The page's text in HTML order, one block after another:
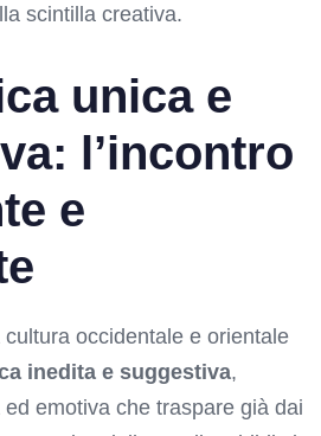
scintilla creativa.
unica e
l’incontro
e
occidentale e orientale
inedita e suggestiva,
ed emotiva che traspare già dai